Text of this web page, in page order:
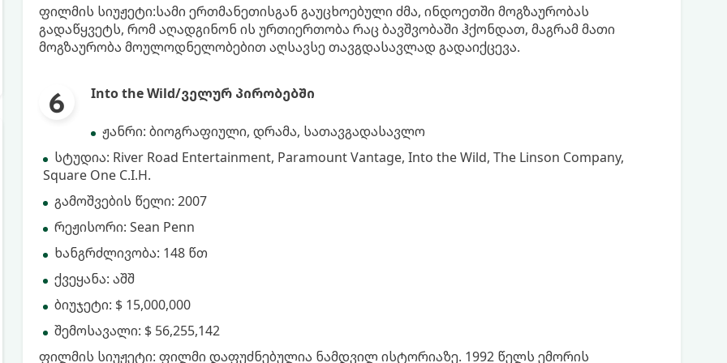
ფილმის სიუჟეტი:სამი ერთმანეთისგან გაუცხოებული ძმა, ინდოეთში მოგზაურობას
გადაწყვეტს, რომ აღადგინონ ის ურთიერთობა რაც ბავშვობაში ჰქონდათ, მაგრამ მათი
მოგზაურობა მოულოდნელობებით აღსავსე თავგდასავლად გადაიქცევა.
Into the Wild/ველურ პირობებში
ჟანრი: ბიოგრაფიული, დრამა, სათავგადასავლო
სტუდია: River Road Entertainment, Paramount Vantage, Into the Wild, The Linson Company,
Square One C.I.H.
გამოშვების წელი: 2007
რეჟისორი: Sean Penn
ხანგრძლივობა: 148 წთ
ქვეყანა: აშშ
ბიუჯეტი: $ 15,000,000
შემოსავალი: $ 56,255,142
ფილმის სიუჟეტი: ფილმი დაფუძნებულია ნამდვილ ისტორიაზე. 1992 წელს ემორის